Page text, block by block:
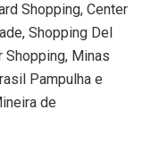
Shopping, Center
Shopping Del
Shopping, Minas
Pampulha e
de